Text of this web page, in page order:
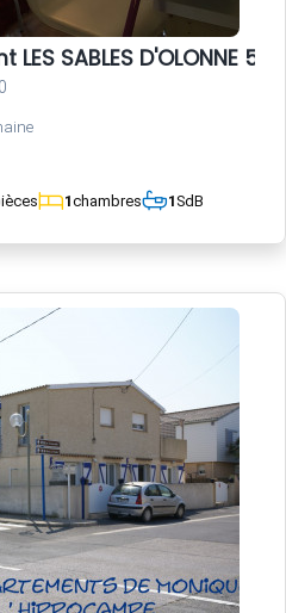
SABLES D'OLONNE 5
1chambres 1SdB